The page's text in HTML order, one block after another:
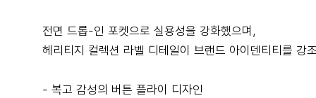
전면 드롭-인 포켓으로 실용성을 강화했으며,
헤리티지 컬렉션 라벨 디테일이 브랜드 아이덴티티를 강
- 복고 감성의 버튼 플라이 디자인